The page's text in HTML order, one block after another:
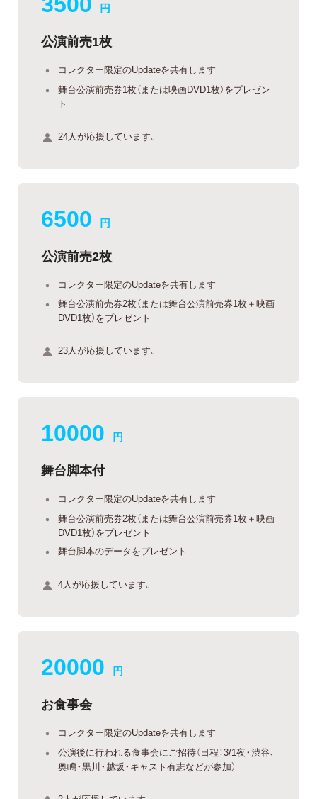
円
公演前売1枚
コレクター限定のUpdateを共有します
舞台公演前売券1枚（または映画DVD1枚）をプレゼン
ト
24人が応援しています。
6500 円
公演前売2枚
コレクター限定のUpdateを共有します
舞台公演前売券2枚（または舞台公演前売券1枚＋映画
DVD1枚）をプレゼント
23人が応援しています。
10000 円
舞台脚本付
コレクター限定のUpdateを共有します
舞台公演前売券2枚（または舞台公演前売券1枚＋映画
DVD1枚）をプレゼント
舞台脚本のデータをプレゼント
4人が応援しています。
20000 円
お食事会
コレクター限定のUpdateを共有します
公演後に行われる食事会にご招待（日程：3/1夜・渋谷、
奥嶋・黒川・越坂・キャスト有志などが参加）